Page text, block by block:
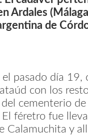
Ardales
de
pasado día 19,
con los
cementerio
féretro fue
Calamuchita y